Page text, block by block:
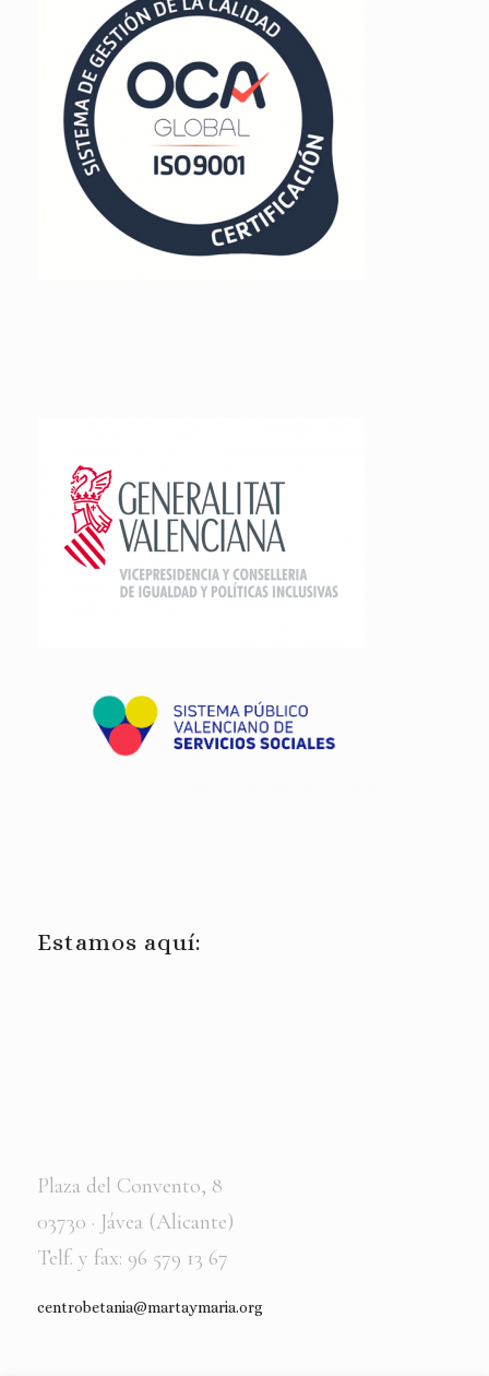
Estamos aquí:
Plaza del Convento, 8
03730 · Jávea (Alicante)
Telf. y fax: 96 579 13 67
centrobetania@martaymaria.org